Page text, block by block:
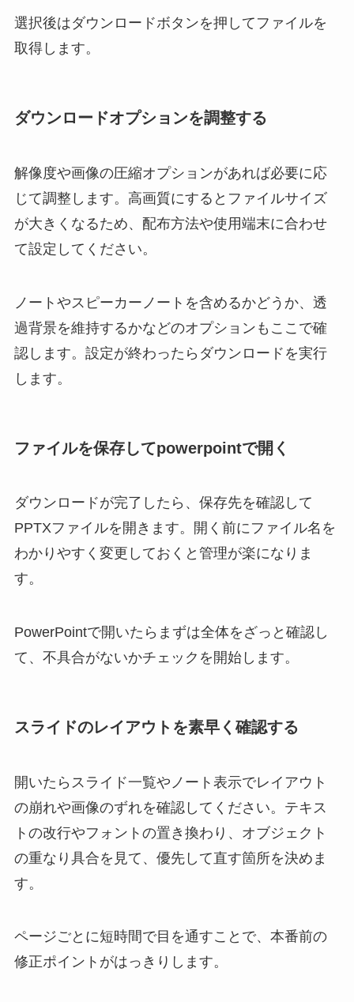
選択後はダウンロードボタンを押してファイルを
取得します。
ダウンロードオプションを調整する
解像度や画像の圧縮オプションがあれば必要に応
じて調整します。高画質にするとファイルサイズ
が大きくなるため、配布方法や使用端末に合わせ
て設定してください。
ノートやスピーカーノートを含めるかどうか、透
過背景を維持するかなどのオプションもここで確
認します。設定が終わったらダウンロードを実行
します。
ファイルを保存してpowerpointで開く
ダウンロードが完了したら、保存先を確認して
PPTXファイルを開きます。開く前にファイル名を
わかりやすく変更しておくと管理が楽になりま
す。
PowerPointで開いたらまずは全体をざっと確認し
て、不具合がないかチェックを開始します。
スライドのレイアウトを素早く確認する
開いたらスライド一覧やノート表示でレイアウト
の崩れや画像のずれを確認してください。テキス
トの改行やフォントの置き換わり、オブジェクト
の重なり具合を見て、優先して直す箇所を決めま
す。
ページごとに短時間で目を通すことで、本番前の
修正ポイントがはっきりします。